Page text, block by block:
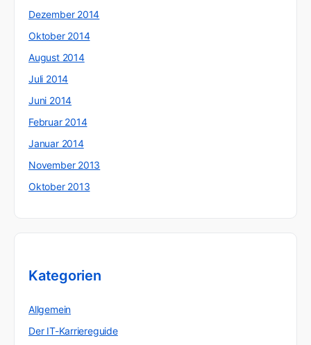
Dezember 2014
Oktober 2014
August 2014
Juli 2014
Juni 2014
Februar 2014
Januar 2014
November 2013
Oktober 2013
Kategorien
Allgemein
Der IT-Karriereguide